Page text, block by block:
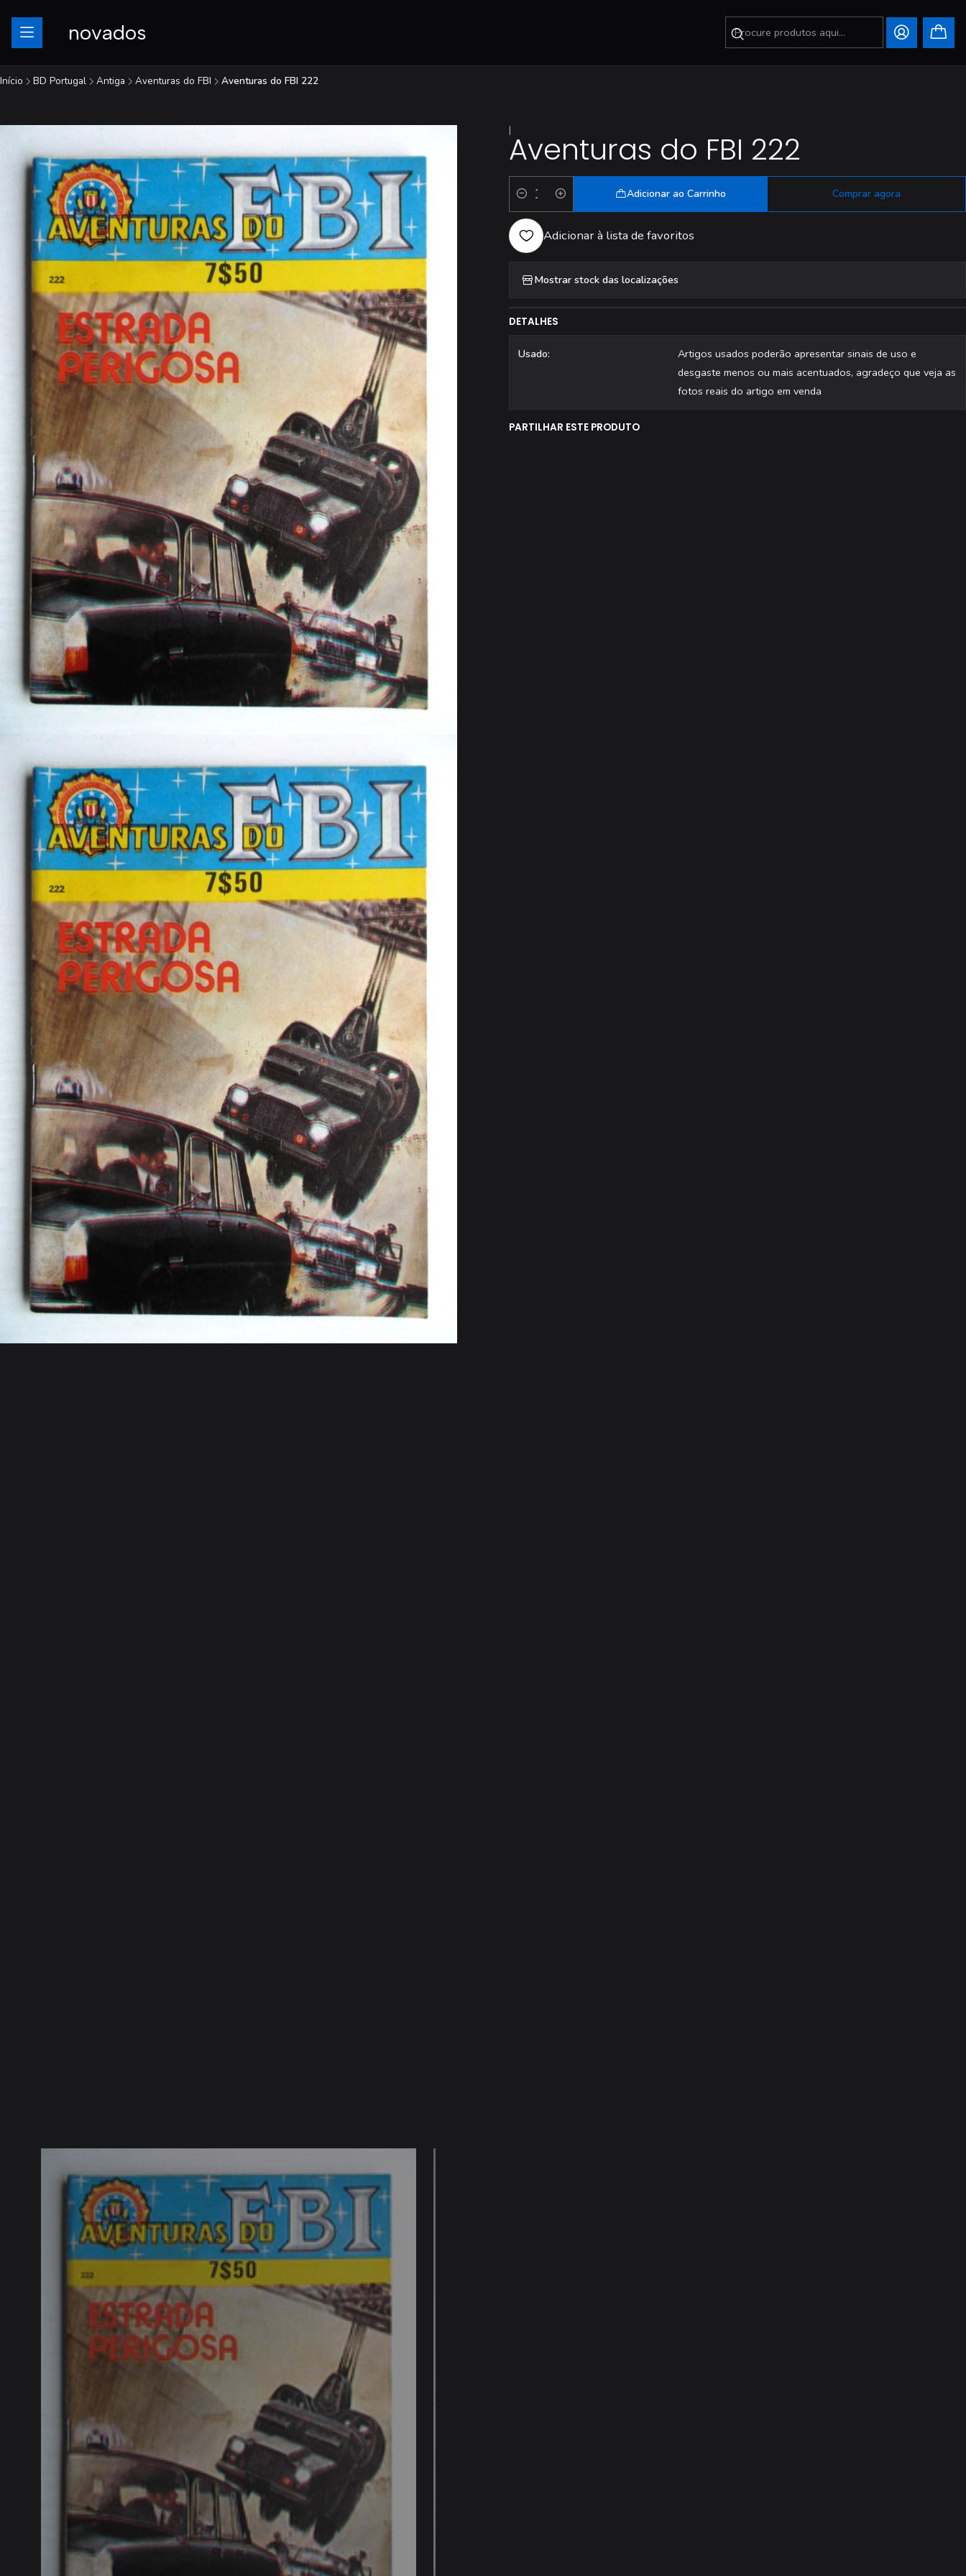
novados
Início BD Portugal Antiga Aventuras do FBI Aventuras do FBI 222
|Aventuras do FBI 222
Quantidade
Adicionar ao Carrinho Comprar agora
Adicionar à lista de favoritos
Mostrar stock das localizações
DETALHES
Usado:
Artigos usados poderão apresentar sinais de uso e
desgaste menos ou mais acentuados, agradeço que veja as
fotos reais do artigo em venda
PARTILHAR ESTE PRODUTO